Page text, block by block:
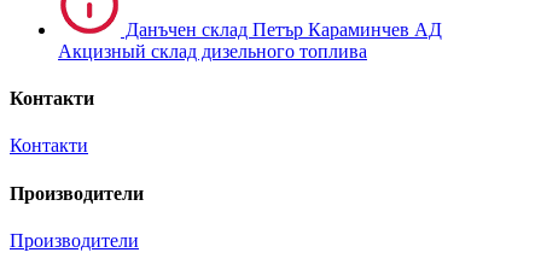
Данъчен склад Петър Караминчев АД
Акцизный склад дизельного топлива
Контакти
Контакти
Производители
Производители